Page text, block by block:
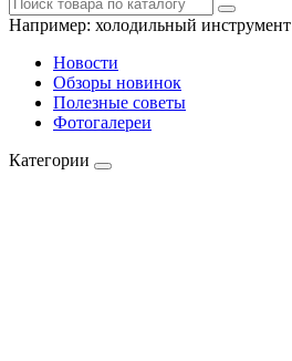
Например: холодильный инструмент
Новости
Обзоры новинок
Полезные советы
Фотогалереи
Категории